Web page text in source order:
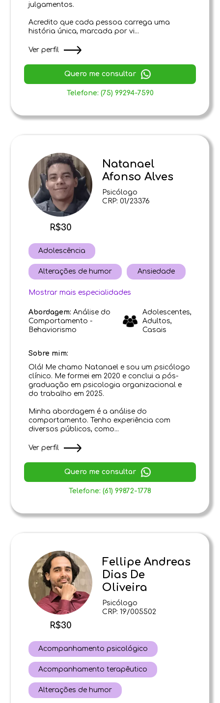
julgamentos.
Acredito que cada pessoa carrega uma
história única, marcada por vi...
Ver perfil
Quero me consultar
Telefone: (75) 99294-7590
R$30
Natanael
Afonso Alves
Psicólogo
CRP: 01/23376
Adolescência
Alterações de humor Ansiedade
Mostrar mais especialidades
Abordagem: Análise do
Comportamento -
Behaviorismo
Adolescentes,
Adultos,
Casais
Sobre mim:
Olá! Me chamo Natanael e sou um psicólogo
clínico. Me formei em 2020 e conclui a pós-
graduação em psicologia organizacional e
do trabalho em 2025.
Minha abordagem é a análise do
comportamento. Tenho experiência com
diversos públicos, como...
Ver perfil
Quero me consultar
Telefone: (61) 99872-1778
R$30
Fellipe Andreas
Dias De
Oliveira
Psicólogo
CRP: 19/005502
Acompanhamento psicológico
Acompanhamento terapêutico
Alterações de humor